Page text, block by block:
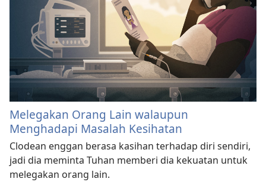
Melegakan Orang Lain walaupun
Menghadapi Masalah Kesihatan
Clodean enggan berasa kasihan terhadap diri sendiri,
jadi dia meminta Tuhan memberi dia kekuatan untuk
melegakan orang lain.